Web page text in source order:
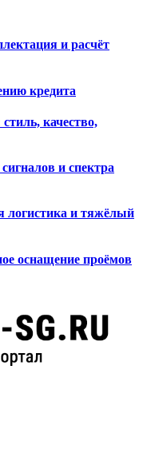
и расчёт
кредита
качество,
и спектра
логистика и тяжёлый
оснащение проёмов